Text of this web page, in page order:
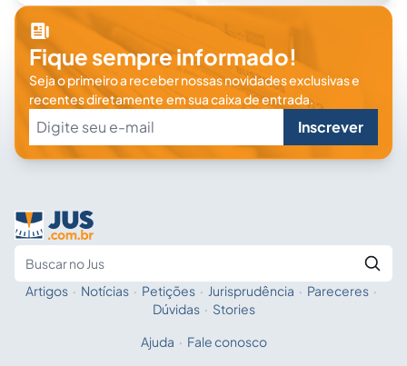
Fique sempre informado!
Seja o primeiro a receber nossas novidades exclusivas e
recentes diretamente em sua caixa de entrada.
Inscrever
Fale com a IA
Artigos · Notícias · Petições · Jurisprudência · Pareceres ·
Dúvidas · Stories
Ajuda · Fale conosco